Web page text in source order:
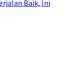
Baik, Ini